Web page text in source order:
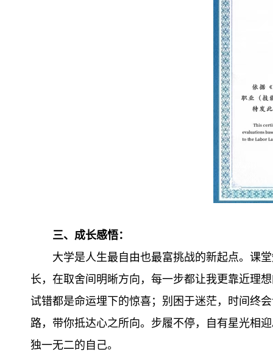
三、成长感悟：
大学是人生最自由也最富挑战的新起点。课
长，在取舍间明晰方向，每一步都让我更靠近理
试错都是命运埋下的惊喜；别困于迷茫，时间终
路，带你抵达心之所向。步履不停，自有星光相
独一无二的自己。